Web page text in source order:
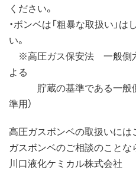
ください。
・ボンベは「粗暴な取扱い」
い。
※高圧ガス保安法 一般側
よる
貯蔵の基準である一般側
準用）
高圧ガスボンベの取扱いには
ガスボンベのご相談のことな
川口液化ケミカル株式会社